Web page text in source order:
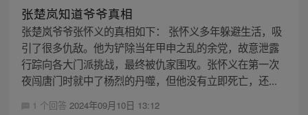
张楚岚知道爷爷真相
张楚岚爷爷张怀义的真相如下： 张怀义多年躲避生活，吸
引了很多仇敌。他为铲除当年甲申之乱的余党，故意泄露
行踪向各大门派挑战，最终被仇家围攻。张怀义在第一次
夜闯唐门时就中了杨烈的丹噬，但他没有立即死亡，还...
1 个回答 2024年09月10日 13:12